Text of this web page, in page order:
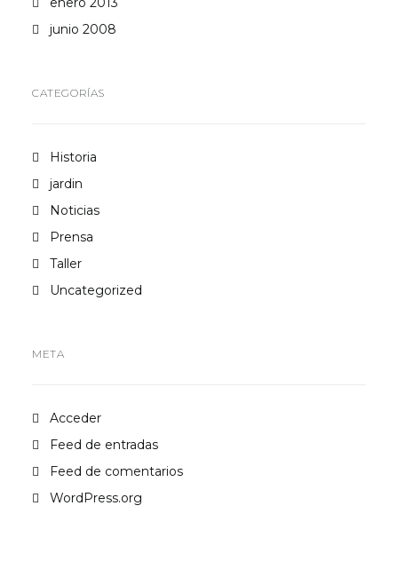
junio 2008
CATEGORÍAS
Historia
jardin
Noticias
Prensa
Taller
Uncategorized
META
Acceder
Feed de entradas
Feed de comentarios
WordPress.org